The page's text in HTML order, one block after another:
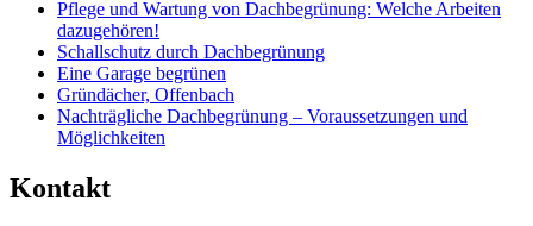
Pflege und Wartung von Dachbegrünung: Welche Arbeiten
dazugehören!
Schallschutz durch Dachbegrünung
Eine Garage begrünen
Gründächer, Offenbach
Nachträgliche Dachbegrünung – Voraussetzungen und
Möglichkeiten
Kontakt